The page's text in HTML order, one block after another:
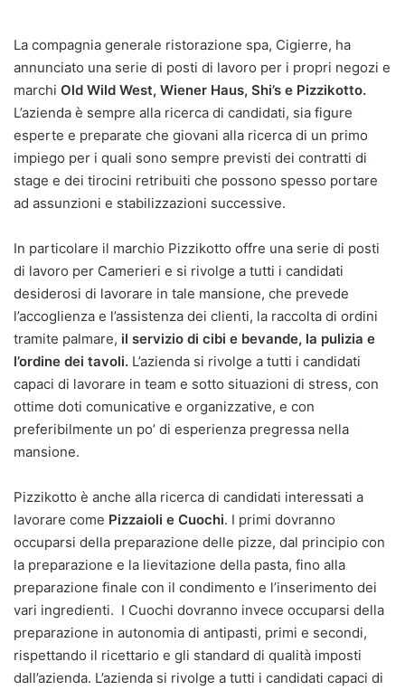
La compagnia generale ristorazione spa, Cigierre, ha
annunciato una serie di posti di lavoro per i propri negozi e
marchi Old Wild West, Wiener Haus, Shi’s e Pizzikotto.
L’azienda è sempre alla ricerca di candidati, sia figure
esperte e preparate che giovani alla ricerca di un primo
impiego per i quali sono sempre previsti dei contratti di
stage e dei tirocini retribuiti che possono spesso portare
ad assunzioni e stabilizzazioni successive.
In particolare il marchio Pizzikotto offre una serie di posti
di lavoro per Camerieri e si rivolge a tutti i candidati
desiderosi di lavorare in tale mansione, che prevede
l’accoglienza e l’assistenza dei clienti, la raccolta di ordini
tramite palmare, il servizio di cibi e bevande, la pulizia e
l’ordine dei tavoli. L’azienda si rivolge a tutti i candidati
capaci di lavorare in team e sotto situazioni di stress, con
ottime doti comunicative e organizzative, e con
preferibilmente un po’ di esperienza pregressa nella
mansione.
Pizzikotto è anche alla ricerca di candidati interessati a
lavorare come Pizzaioli e Cuochi. I primi dovranno
occuparsi della preparazione delle pizze, dal principio con
la preparazione e la lievitazione della pasta, fino alla
preparazione finale con il condimento e l’inserimento dei
vari ingredienti. I Cuochi dovranno invece occuparsi della
preparazione in autonomia di antipasti, primi e secondi,
rispettando il ricettario e gli standard di qualità imposti
dall’azienda. L’azienda si rivolge a tutti i candidati capaci di